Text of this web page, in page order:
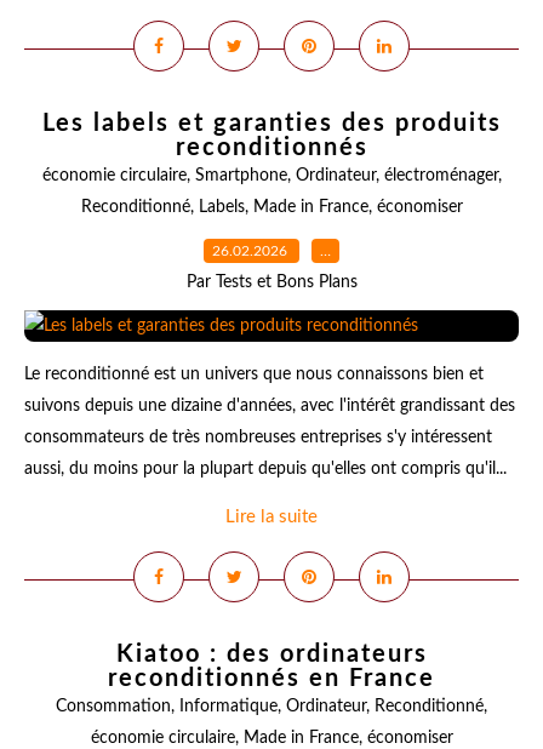
Les labels et garanties des produits
reconditionnés
économie circulaire, Smartphone, Ordinateur, électroménager,
Reconditionné, Labels, Made in France, économiser
26.02.2026 …
Par Tests et Bons Plans
Le reconditionné est un univers que nous connaissons bien et
suivons depuis une dizaine d'années, avec l'intérêt grandissant des
consommateurs de très nombreuses entreprises s'y intéressent
aussi, du moins pour la plupart depuis qu'elles ont compris qu'il...
Lire la suite
Kiatoo : des ordinateurs
reconditionnés en France
Consommation, Informatique, Ordinateur, Reconditionné,
économie circulaire, Made in France, économiser